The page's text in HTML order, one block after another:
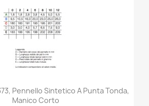
Pennello Sintetico A Punta Tonda,
Manico Corto